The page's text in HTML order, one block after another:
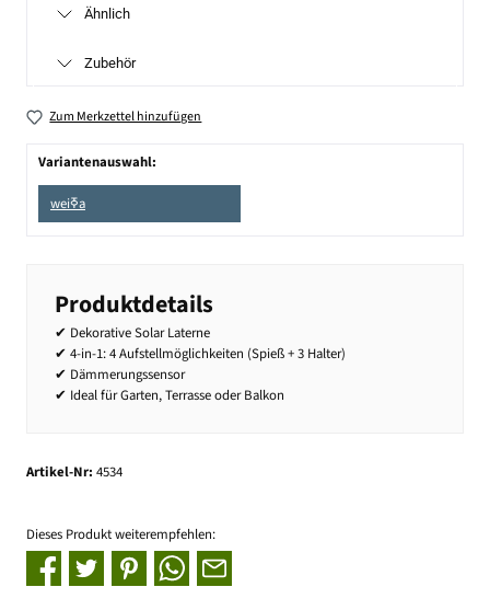
Ähnlich
Zubehör
Zum Merkzettel hinzufügen
Variantenauswahl:
weiߧa
Produktdetails
✔ Dekorative Solar Laterne
✔ 4-in-1: 4 Aufstellmöglichkeiten (Spieß + 3 Halter)
✔ Dämmerungssensor
✔ Ideal für Garten, Terrasse oder Balkon
Artikel-Nr: 4534
Dieses Produkt weiterempfehlen: